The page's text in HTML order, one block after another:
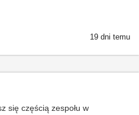
19 dni temu
się częścią zespołu w